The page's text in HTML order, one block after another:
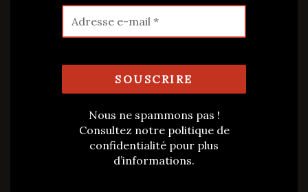
Nous ne spammons pas !
Consultez notre politique de
confidentialité pour plus
d’informations.